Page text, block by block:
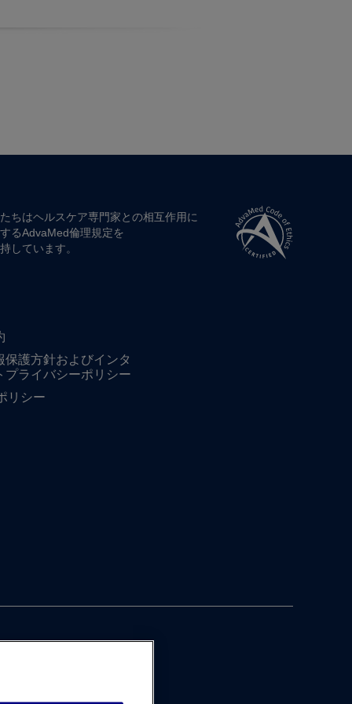
ちは​ヘルスケア専門家との​相互作用に​
る​AdvaMed倫理規定を​
しています。
保護方針およびインタ
プライバシーポリシー
リシー